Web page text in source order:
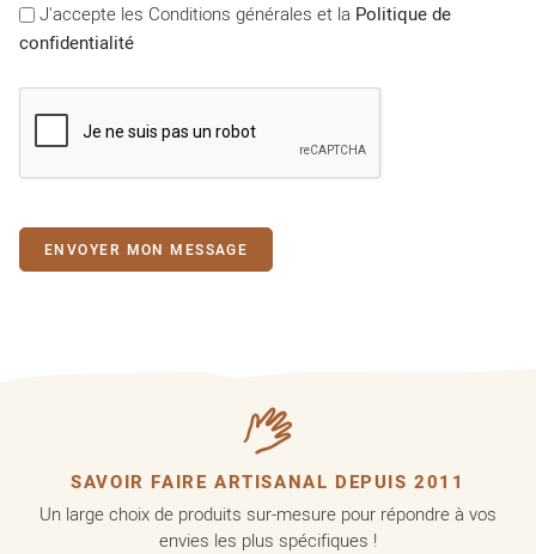
J'accepte les Conditions générales et la Politique de
confidentialité
SAVOIR FAIRE ARTISANAL DEPUIS 2011
Un large choix de produits sur-mesure pour répondre à vos
envies les plus spécifiques !